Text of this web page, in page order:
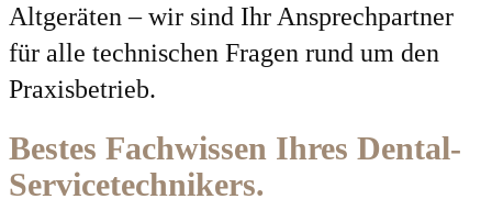
Altgeräten – wir sind Ihr Ansprechpartner
für alle technischen Fragen rund um den
Praxisbetrieb.
Bestes Fachwissen Ihres Dental-
Servicetechnikers.